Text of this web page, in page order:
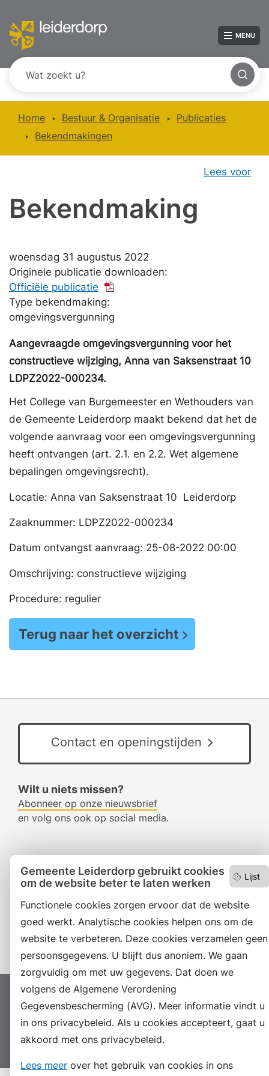
Lijst
Gemeente Leiderdorp gebruikt cookies
om de website beter te laten werken
Functionele cookies zorgen ervoor dat de website
goed werkt. Analytische cookies helpen ons om de
website te verbeteren. Deze cookies verzamelen geen
persoonsgegevens. U blijft dus anoniem. We gaan
zorgvuldig om met uw gegevens. Dat doen we
volgens de Algemene Verordening
Gegevensbescherming (AVG). Meer informatie vindt u
in ons privacybeleid. Als u cookies accepteert, gaat u
akkoord met ons privacybeleid.
Lees meer over het gebruik van cookies in ons
MENU
Home Bestuur & Organisatie
Publicaties
Bekendmakingen
Lees voor
Bekendmaking
woensdag 31 augustus 2022
Originele publicatie downloaden:
Officiële publicatie
Type bekendmaking:
omgevingsvergunning
Aangevraagde omgevingsvergunning voor het
constructieve wijziging, Anna van Saksenstraat 10
LDPZ2022-000234.
Het College van Burgemeester en Wethouders van
de Gemeente Leiderdorp maakt bekend dat het de
volgende aanvraag voor een omgevingsvergunning
heeft ontvangen (art. 2.1. en 2.2. Wet algemene
bepalingen omgevingsrecht).
Locatie: Anna van Saksenstraat 10 Leiderdorp
Zaaknummer: LDPZ2022-000234
Datum ontvangst aanvraag: 25-08-2022 00:00
Omschrijving: constructieve wijziging
Procedure: regulier
Terug naar het overzicht
Contact en openingstijden
Wilt u niets missen?
Abonneer op onze nieuwsbrief
en volg ons ook op social media.
RSS
LinkedIn
Instagram
Proclaimer Colofon
Toegankelijkheid
Sitemap
Privacyverklaring
Servicenormen
Suggesties
Archief Vacatures